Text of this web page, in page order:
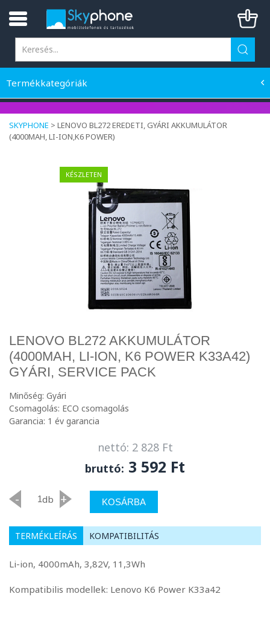
Termékkategóriák
SKYPHONE > LENOVO BL272 EREDETI, GYÁRI AKKUMULÁTOR
(4000MAH, LI-ION,K6 POWER)
KÉSZLETEN
LENOVO BL272 AKKUMULÁTOR
(4000MAH, LI-ION, K6 POWER K33A42)
GYÁRI, SERVICE PACK
Minőség: Gyári
Csomagolás: ECO csomagolás
Garancia: 1 év garancia
nettó: 2 828 Ft
bruttó: 3 592 Ft
- db + KOSÁRBA
TERMÉKLEÍRÁS KOMPATIBILITÁS
Li-ion, 4000mAh, 3,82V, 11,3Wh
Kompatibilis modellek: Lenovo K6 Power K33a42